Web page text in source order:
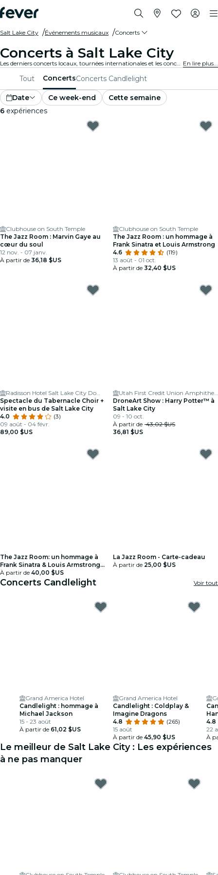
Salt Lake City Événements musicaux Concerts
Concerts à Salt Lake City
Les derniers concerts locaux, tournées internationales et les concerts de musique en tous genres à Salt Lake City. En lire plus...
Tout ConcertsConcerts Candlelight
Date Ce week-end
Cette semaine
6 expériences
Clubhouse on South Temple
The Jazz Room : Marvin Gaye au
cœur du soul
12 nov. - 07 janv.
À partir de 36,18 $US
Clubhouse on South Temple
The Jazz Room : un hommage à
Frank Sinatra et Louis Armstrong
4.6
(119)
13 août - 01 oct.
À partir de 32,40 $US
Radisson Hotel Salt Lake City Downtown
Spectacle du Tabernacle Choir +
visite en bus de Salt Lake City
4.0
(3)
09 août - 04 févr.
89,00 $US
Utah First Credit Union Amphitheatre
DroneArt Show : Harry Potter™ à
Salt Lake City
09 - 10 oct.
À partir de 43,02 $US
36,81 $US
The Jazz Room: un hommage à
Frank Sinatra & Louis Armstrong -
Carte-cadeau
À partir de 40,00 $US
La Jazz Room - Carte-cadeau
À partir de 25,00 $US
Concerts Candlelight Voir tout
Grand America Hotel
Candlelight : hommage à
Michael Jackson
15 - 23 août
À partir de 61,02 $US
Grand America Hotel
Candlelight : Coldplay &
Imagine Dragons
4.8
(265)
15 août
À partir de 45,90 $US
4.8
22
À
Le meilleur de Salt Lake City : Les expériences
à ne pas manquer